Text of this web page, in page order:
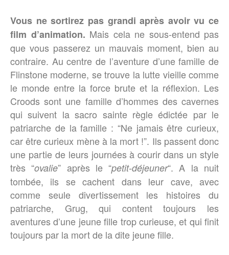
Vous ne sortirez pas grandi après avoir vu ce
film d’animation. Mais cela ne sous-entend pas
que vous passerez un mauvais moment, bien au
contraire. Au centre de l’aventure d’une famille de
Flinstone moderne, se trouve la lutte vieille comme
le monde entre la force brute et la réflexion. Les
Croods sont une famille d’hommes des cavernes
qui suivent la sacro sainte règle édictée par le
patriarche de la famille : “Ne jamais être curieux,
car être curieux mène à la mort !”. Ils passent donc
une partie de leurs journées à courir dans un style
très “ovalie” après le “petit-déjeuner“. A la nuit
tombée, ils se cachent dans leur cave, avec
comme seule divertissement les histoires du
patriarche, Grug, qui content toujours les
aventures d’une jeune fille trop curieuse, et qui finit
toujours par la mort de la dite jeune fille.